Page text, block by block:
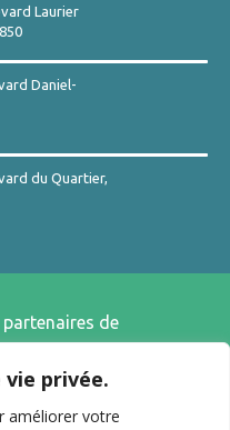
privée.
améliorer votre
Laurier
Daniel-
du Quartier,
de